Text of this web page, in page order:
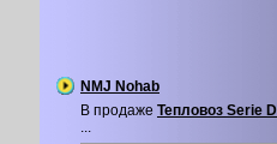
NMJ Nohab
В продаже Тепловоз Serie
...